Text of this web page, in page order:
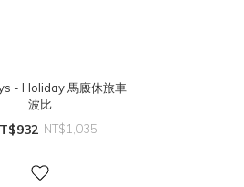
- Holiday 馬廄休旅車
波比
NT$1,035